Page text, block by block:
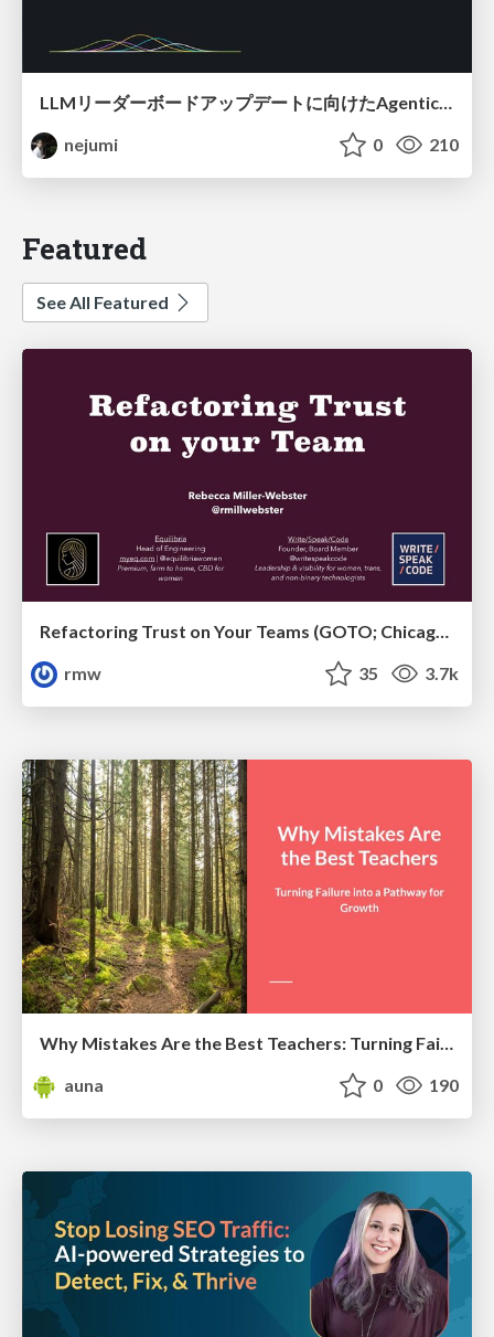
LLMリーダーボードアップデートに向けたAgentic Math_SWEのトレースについて
nejumi
0 210
Featured
See All Featured
Refactoring Trust on Your Teams (GOTO; Chicago 2020)
rmw
35 3.7k
Why Mistakes Are the Best Teachers: Turning Failure into a Pathway for Growth
auna
0 190